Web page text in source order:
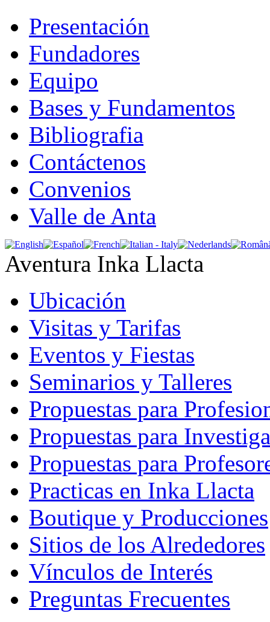
Presentación
Fundadores
Equipo
Bases y Fundamentos
Bibliografia
Contáctenos
Convenios
Valle de Anta
Aventura Inka Llacta
Ubicación
Visitas y Tarifas
Eventos y Fiestas
Seminarios y Talleres
Propuestas para
Propuestas para
Propuestas para
Practicas en Inka Llacta
Boutique y Producciones
Sitios de los Alrededores
Vínculos de Interés
Preguntas Frecuentes